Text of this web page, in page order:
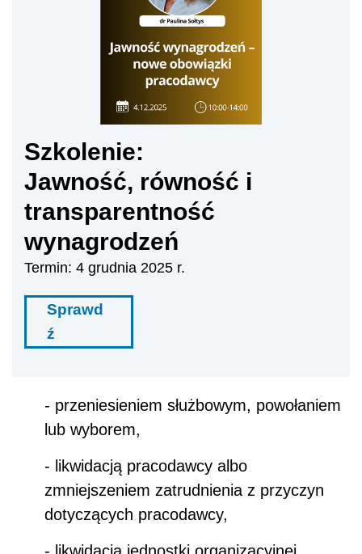
Szkolenie:
Jawność, równość i
transparentność
wynagrodzeń
Termin: 4 grudnia 2025 r.
Sprawd
ź
- przeniesieniem służbowym, powołaniem
lub wyborem,
- likwidacją pracodawcy albo
zmniejszeniem zatrudnienia z przyczyn
dotyczących pracodawcy,